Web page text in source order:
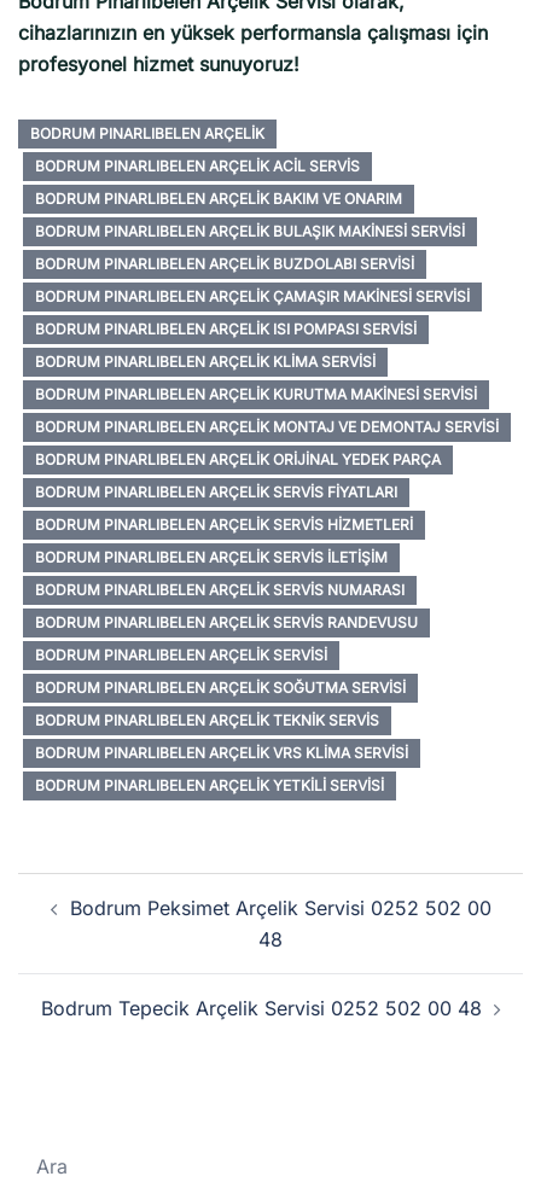
cihazlarınızın en yüksek performansla çalışması için
profesyonel hizmet sunuyoruz!
BODRUM PINARLIBELEN ARÇELIK
BODRUM PINARLIBELEN ARÇELIK ACIL SERVIS
BODRUM PINARLIBELEN ARÇELIK BAKIM VE ONARIM
BODRUM PINARLIBELEN ARÇELIK BULAŞIK MAKINESI SERVISI
BODRUM PINARLIBELEN ARÇELIK BUZDOLABI SERVISI
BODRUM PINARLIBELEN ARÇELIK ÇAMAŞIR MAKINESI SERVISI
BODRUM PINARLIBELEN ARÇELIK ISI POMPASI SERVISI
BODRUM PINARLIBELEN ARÇELIK KLIMA SERVISI
BODRUM PINARLIBELEN ARÇELIK KURUTMA MAKINESI SERVISI
BODRUM PINARLIBELEN ARÇELIK MONTAJ VE DEMONTAJ SERVISI
BODRUM PINARLIBELEN ARÇELIK ORIJINAL YEDEK PARÇA
BODRUM PINARLIBELEN ARÇELIK SERVIS FIYATLARI
BODRUM PINARLIBELEN ARÇELIK SERVIS HIZMETLERI
BODRUM PINARLIBELEN ARÇELIK SERVIS İLETIŞIM
BODRUM PINARLIBELEN ARÇELIK SERVIS NUMARASI
BODRUM PINARLIBELEN ARÇELIK SERVIS RANDEVUSU
BODRUM PINARLIBELEN ARÇELIK SERVISI
BODRUM PINARLIBELEN ARÇELIK SOĞUTMA SERVISI
BODRUM PINARLIBELEN ARÇELIK TEKNIK SERVIS
BODRUM PINARLIBELEN ARÇELIK VRS KLIMA SERVISI
BODRUM PINARLIBELEN ARÇELIK YETKILI SERVISI
Yazı
dolaşımı
Bodrum Peksimet Arçelik Servisi 0252 502 00
48
Bodrum Tepecik Arçelik Servisi 0252 502 00 48
Ara